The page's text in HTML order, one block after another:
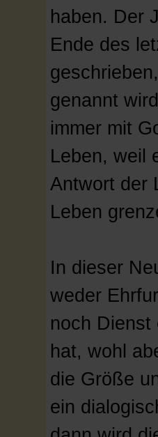
haben. Der
Ende des
genannt
immer mit
Leben, weil
Antwort der
Leben
In dieser
weder
noch
hat, wohl
die Größe
ein